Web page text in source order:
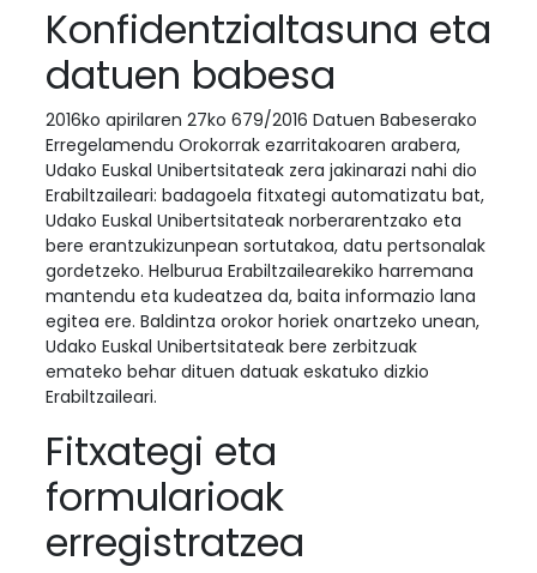
Konfidentzialtasuna eta
datuen babesa
2016ko apirilaren 27ko 679/2016 Datuen Babeserako
Erregelamendu Orokorrak ezarritakoaren arabera,
Udako Euskal Unibertsitateak zera jakinarazi nahi dio
Erabiltzaileari: badagoela fitxategi automatizatu bat,
Udako Euskal Unibertsitateak norberarentzako eta
bere erantzukizunpean sortutakoa, datu pertsonalak
gordetzeko. Helburua Erabiltzailearekiko harremana
mantendu eta kudeatzea da, baita informazio lana
egitea ere. Baldintza orokor horiek onartzeko unean,
Udako Euskal Unibertsitateak bere zerbitzuak
emateko behar dituen datuak eskatuko dizkio
Erabiltzaileari.
Fitxategi eta
formularioak
erregistratzea